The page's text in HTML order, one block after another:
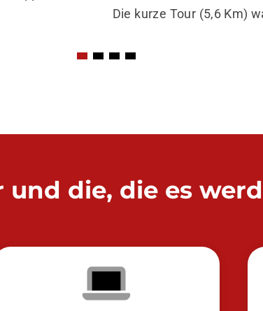
Die kurze Tour (5,6 Km)
und die, die es